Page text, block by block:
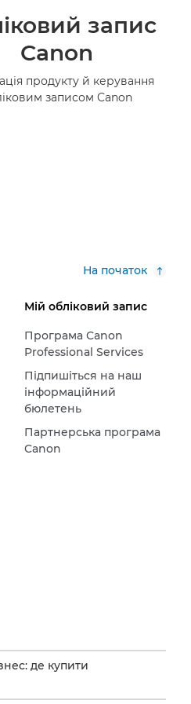
запис
Canon
продукту й керування
записом Canon
На початок
Мій обліковий запис
Програма Canon
Professional Services
Підпишіться на наш
інформаційний
бюлетень
Партнерська програма
Canon
де купити